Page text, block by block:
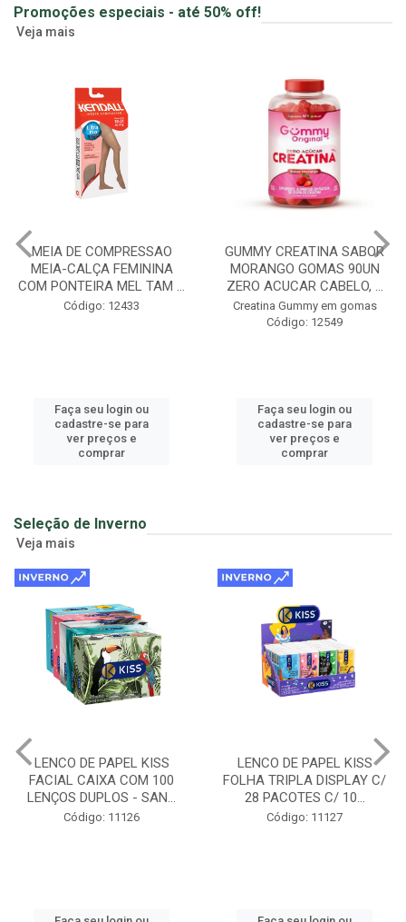
Promoções especiais - até 50% off!
Veja mais
MEIA DE COMPRESSAO
MEIA-CALÇA FEMININA
COM PONTEIRA MEL TAM ...
Código: 12433
Faça seu login ou
cadastre-se para
ver preços e
comprar
GUMMY CREATINA SABOR
MORANGO GOMAS 90UN
ZERO ACUCAR CABELO, ...
Creatina Gummy em gomas
Código: 12549
Faça seu login ou
cadastre-se para
ver preços e
comprar
Seleção de Inverno
Veja mais
LENCO DE PAPEL KISS
FACIAL CAIXA COM 100
LENÇOS DUPLOS - SAN...
Código: 11126
LENCO DE PAPEL KISS
FOLHA TRIPLA DISPLAY C/
28 PACOTES C/ 10...
Código: 11127